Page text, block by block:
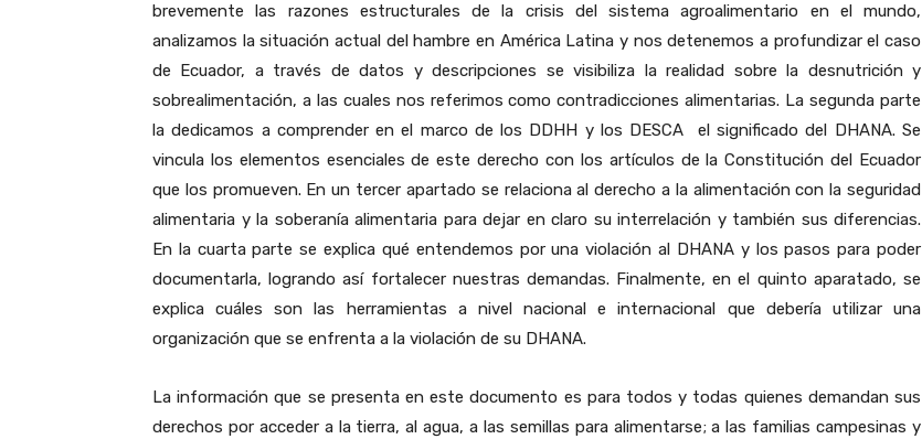
brevemente las razones estructurales de la crisis del sistema agroalimentario en el mundo,
analizamos la situación actual del hambre en América Latina y nos detenemos a profundizar el caso
de Ecuador, a través de datos y descripciones se visibiliza la realidad sobre la desnutrición y
sobrealimentación, a las cuales nos referimos como contradicciones alimentarias. La segunda parte
la dedicamos a comprender en el marco de los DDHH y los DESCA el significado del DHANA. Se
vincula los elementos esenciales de este derecho con los artículos de la Constitución del Ecuador
que los promueven. En un tercer apartado se relaciona al derecho a la alimentación con la seguridad
alimentaria y la soberanía alimentaria para dejar en claro su interrelación y también sus diferencias.
En la cuarta parte se explica qué entendemos por una violación al DHANA y los pasos para poder
documentarla, logrando así fortalecer nuestras demandas. Finalmente, en el quinto aparatado, se
explica cuáles son las herramientas a nivel nacional e internacional que debería utilizar una
organización que se enfrenta a la violación de su DHANA.
La información que se presenta en este documento es para todos y todas quienes demandan sus
derechos por acceder a la tierra, al agua, a las semillas para alimentarse; a las familias campesinas y